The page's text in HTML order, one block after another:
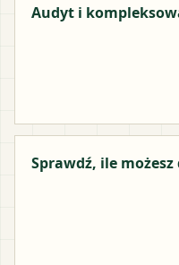
Audyt i
Sprawdź, ile możesz